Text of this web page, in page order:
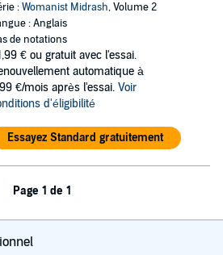
:Womanist Midrash, Volume 2
: Anglais
de notations
€ ou gratuit avec l'essai.
automatique à
€/mois après l'essai. Voir
d'éligibilité
Essayez Standard gratuitement
Page 1 de 1